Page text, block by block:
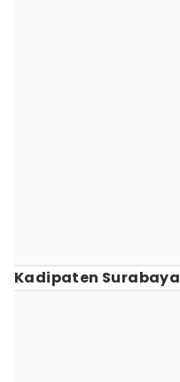
Kadipaten Surabaya